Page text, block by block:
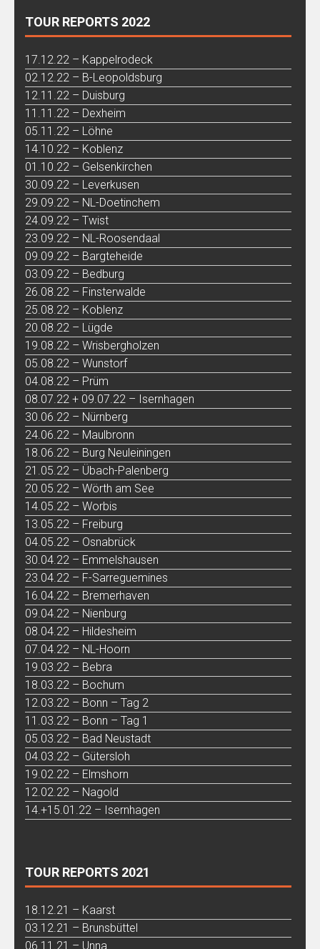
TOUR REPORTS 2022
17.12.22 – Kappelrodeck
02.12.22 – B-Leopoldsburg
12.11.22 – Duisburg
11.11.22 – Dexheim
05.11.22 – Löhne
14.10.22 – Koblenz
01.10.22 – Gelsenkirchen
30.09.22 – Leverkusen
29.09.22 – NL-Doetinchem
24.09.22 – Twist
23.09.22 – NL-Roosendaal
09.09.22 – Bargteheide
03.09.22 – Bedburg
26.08.22 – Finsterwalde
25.08.22 – Koblenz
20.08.22 – Lügde
19.08.22 – Wrisbergholzen
05.08.22 – Wunstorf
04.08.22 – Prüm
08.07.22 + 09.07.22 – Isernhagen
30.06.22 – Nürnberg
24.06.22 – Maulbronn
18.06.22 – Burg Neuleiningen
21.05.22 – Übach-Palenberg
20.05.22 – Wörth am See
14.05.22 – Worbis
13.05.22 – Freiburg
04.05.22 – Osnabrück
30.04.22 – Emmelshausen
23.04.22 – F-Sarreguemines
16.04.22 – Bremerhaven
09.04.22 – Nienburg
08.04.22 – Hildesheim
07.04.22 – NL-Hoorn
19.03.22 – Bebra
18.03.22 – Bochum
12.03.22 – Bonn – Tag 2
11.03.22 – Bonn – Tag 1
05.03.22 – Bad Neustadt
04.03.22 – Gütersloh
19.02.22 – Elmshorn
12.02.22 – Nagold
14.+15.01.22 – Isernhagen
TOUR REPORTS 2021
18.12.21 – Kaarst
03.12.21 – Brunsbüttel
06.11.21 – Unna